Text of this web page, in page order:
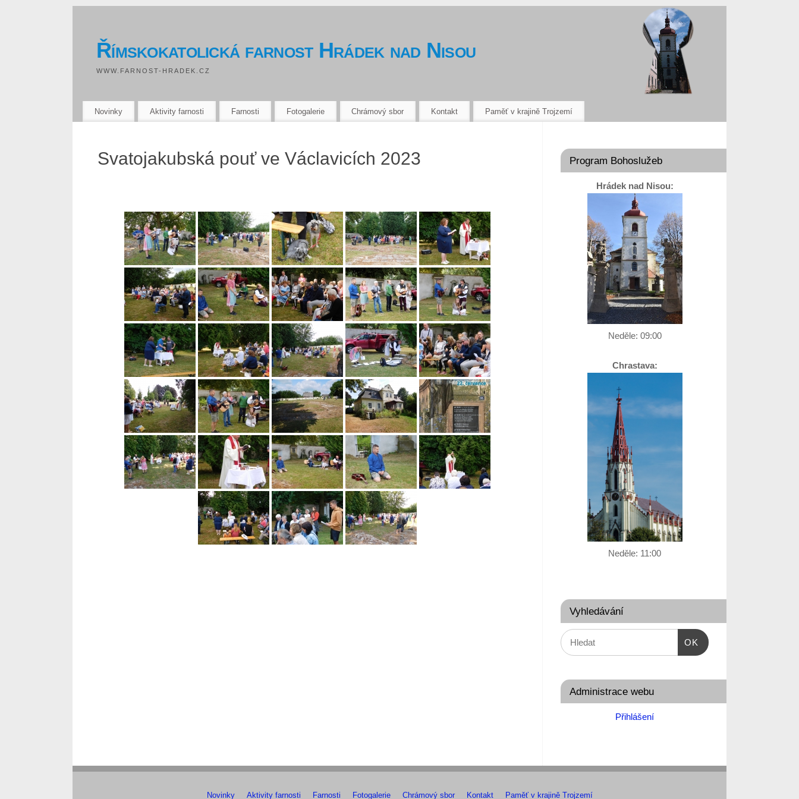
Římskokatolická farnost Hrádek nad Nisou
WWW.FARNOST-HRADEK.CZ
Novinky Aktivity farnosti Farnosti Fotogalerie Chrámový sbor Kontakt Paměť v krajině Trojzemí
Svatojakubská pouť ve Václavicích 2023 Program Bohoslužeb
Hrádek nad Nisou:
Neděle: 09:00
Chrastava:
Neděle: 11:00
Vyhledávání
OK
Administrace webu
Přihlášení
Novinky Aktivity farnosti Farnosti Fotogalerie Chrámový sbor Kontakt Paměť v krajině Trojzemí